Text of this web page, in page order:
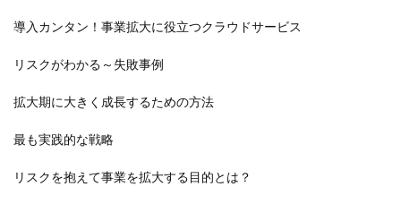
導入カンタン！事業拡大に役立つクラウドサービス
リスクがわかる～失敗事例
拡大期に大きく成長するための方法
最も実践的な戦略
リスクを抱えて事業を拡大する目的とは？